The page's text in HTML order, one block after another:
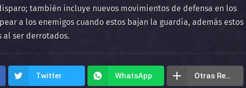
también incluye nuevos movimientos de defensa en los
a los enemigos cuando estos bajan la guardia, además estos
al ser derrotados.​
Twitter WhatsApp Otras Redes